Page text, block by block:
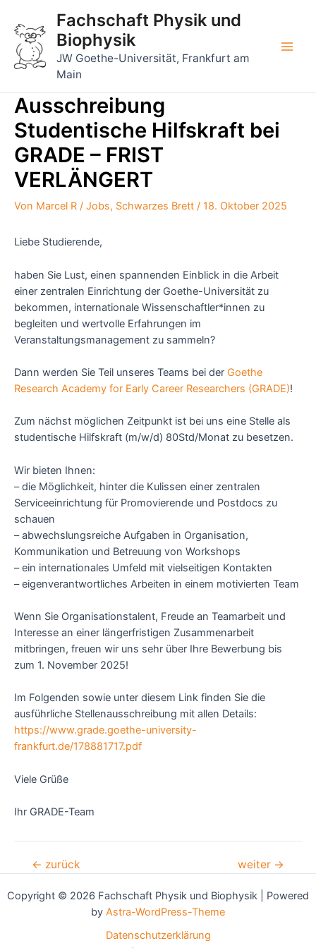
Inhalt
springen
Fachschaft Physik und
Biophysik
JW Goethe-Universität, Frankfurt am
Main
Ausschreibung
Studentische Hilfskraft bei
GRADE – FRIST
VERLÄNGERT
Von Marcel R / Jobs, Schwarzes Brett / 18. Oktober 2025
Liebe Studierende,
haben Sie Lust, einen spannenden Einblick in die Arbeit
einer zentralen Einrichtung der Goethe-Universität zu
bekommen, internationale Wissenschaftler*innen zu
begleiten und wertvolle Erfahrungen im
Veranstaltungsmanagement zu sammeln?
Dann werden Sie Teil unseres Teams bei der Goethe
Research Academy for Early Career Researchers (GRADE)!
Zum nächst möglichen Zeitpunkt ist bei uns eine Stelle als
studentische Hilfskraft (m/w/d) 80Std/Monat zu besetzen.
Wir bieten Ihnen:
– die Möglichkeit, hinter die Kulissen einer zentralen
Serviceeinrichtung für Promovierende und Postdocs zu
schauen
– abwechslungsreiche Aufgaben in Organisation,
Kommunikation und Betreuung von Workshops
– ein internationales Umfeld mit vielseitigen Kontakten
– eigenverantwortliches Arbeiten in einem motivierten Team
Wenn Sie Organisationstalent, Freude an Teamarbeit und
Interesse an einer längerfristigen Zusammenarbeit
mitbringen, freuen wir uns sehr über Ihre Bewerbung bis
zum 1. November 2025!
Im Folgenden sowie unter diesem Link finden Sie die
ausführliche Stellenausschreibung mit allen Details:
https://www.grade.goethe-university-
frankfurt.de/178881717.pdf
Viele Grüße
Ihr GRADE-Team
Beitragsnavigation
← zurück weiter →
Copyright © 2026 Fachschaft Physik und Biophysik | Powered
by Astra-WordPress-Theme
Datenschutzerklärung